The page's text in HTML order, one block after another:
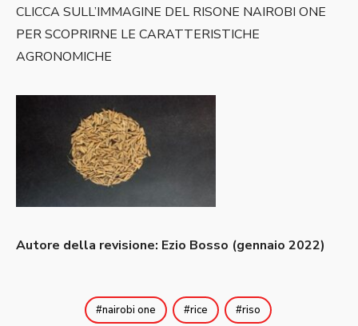
CLICCA SULL’IMMAGINE DEL RISONE NAIROBI ONE
PER SCOPRIRNE LE CARATTERISTICHE
AGRONOMICHE
Autore della revisione: Ezio Bosso (gennaio 2022)
nairobi one rice riso